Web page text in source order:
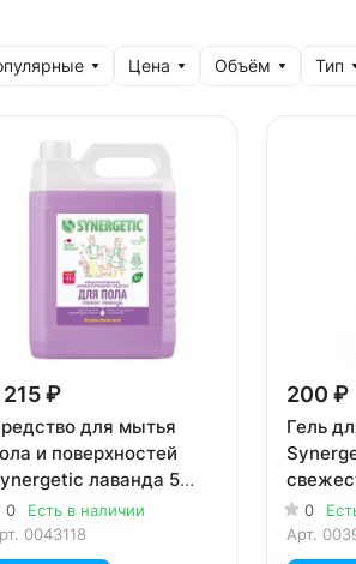
Цена Объём Тип
215 ₽
для мытья
и поверхностей
лаванда 5
0
Есть в наличии
0043118
200 ₽
Гель
0
Арт.